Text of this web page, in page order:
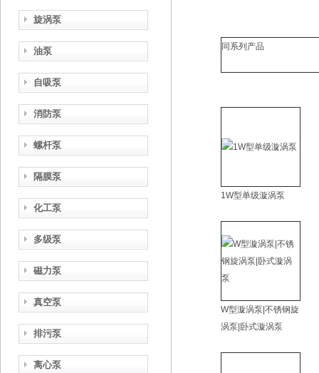
旋涡泵
油泵
自吸泵
消防泵
螺杆泵
隔膜泵
化工泵
多级泵
磁力泵
真空泵
排污泵
离心泵
同系列产品
1W型单级漩涡泵
W型漩涡泵|不锈钢旋
涡泵|卧式漩涡泵